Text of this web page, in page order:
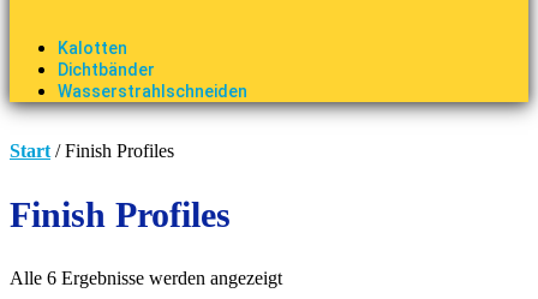
Kalotten
Dichtbänder
Wasserstrahlschneiden
Start / Finish Profiles
Finish Profiles
Alle 6 Ergebnisse werden angezeigt